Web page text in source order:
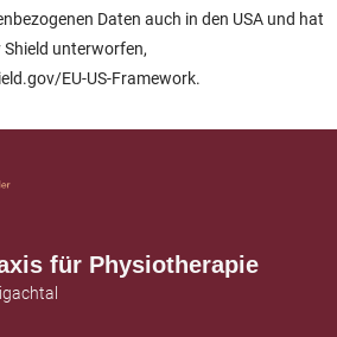
Daten auch in den USA und hat
Shield unterworfen,
EU-US-Framework.
für Physiotherapie